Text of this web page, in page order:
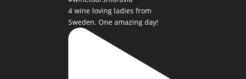
4 wine loving ladies from
Sweden. One amazing day!